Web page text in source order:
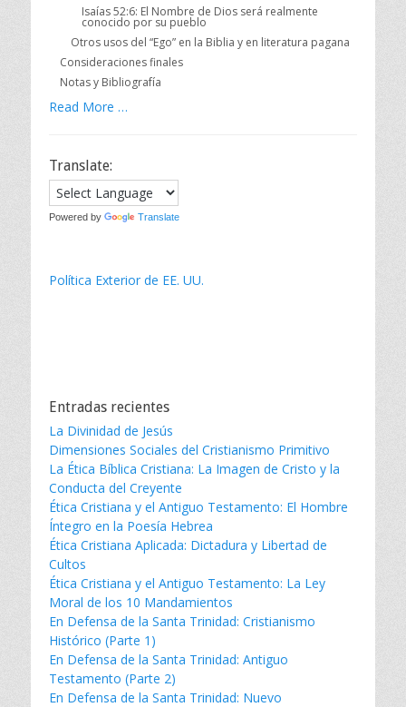
Isaías 52:6: El Nombre de Dios será realmente
conocido por su pueblo
Otros usos del “Ego” en la Biblia y en literatura pagana
Consideraciones finales
Notas y Bibliografía
Read More …
Translate:
Powered by Translate
Política Exterior de EE. UU.
Entradas recientes
La Divinidad de Jesús
Dimensiones Sociales del Cristianismo Primitivo
La Ética Bíblica Cristiana: La Imagen de Cristo y la
Conducta del Creyente
Ética Cristiana y el Antiguo Testamento: El Hombre
Íntegro en la Poesía Hebrea
Ética Cristiana Aplicada: Dictadura y Libertad de
Cultos
Ética Cristiana y el Antiguo Testamento: La Ley
Moral de los 10 Mandamientos
En Defensa de la Santa Trinidad: Cristianismo
Histórico (Parte 1)
En Defensa de la Santa Trinidad: Antiguo
Testamento (Parte 2)
En Defensa de la Santa Trinidad: Nuevo